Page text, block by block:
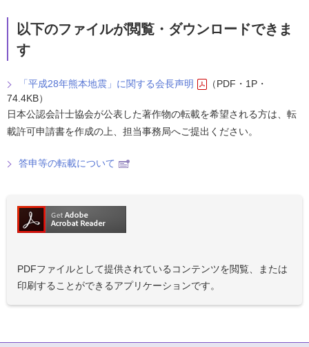
以下のファイルが閲覧・ダウンロードできま
す
「平成28年熊本地震」に関する会長声明
（PDF・1P・
74.4KB）
日本公認会計士協会が公表した著作物の転載を希望される方は、転
載許可申請書を作成の上、担当事務局へご提出ください。
答申等の転載について
PDFファイルとして提供されているコンテンツを閲覧、または
印刷することができるアプリケーションです。